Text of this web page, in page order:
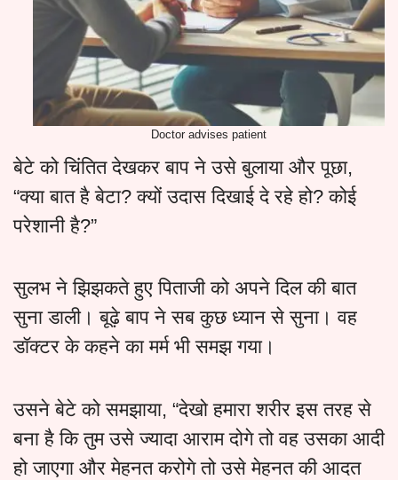
Doctor advises patient
बेटे को चिंतित देखकर बाप ने उसे बुलाया और पूछा,
“क्या बात है बेटा? क्यों उदास दिखाई दे रहे हो? कोई
परेशानी है?”
सुलभ ने झिझकते हुए पिताजी को अपने दिल की बात
सुना डाली। बूढ़े बाप ने सब कुछ ध्यान से सुना। वह
डॉक्टर के कहने का मर्म भी समझ गया।
उसने बेटे को समझाया, “देखो हमारा शरीर इस तरह से
बना है कि तुम उसे ज्यादा आराम दोगे तो वह उसका आदी
हो जाएगा और मेहनत करोगे तो उसे मेहनत की आदत